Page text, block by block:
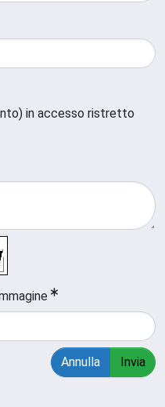
in accesso ristretto
Annulla Invia